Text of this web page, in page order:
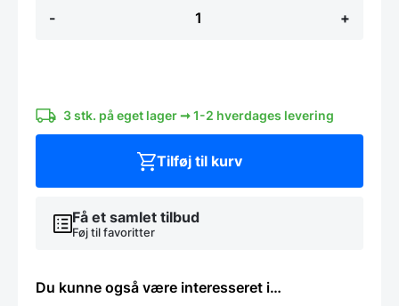
- +
3 stk. på eget lager ➞ 1-2 hverdages levering
Få et samlet tilbud
Føj til favoritter
Tilføj til kurv
Du kunne også være interesseret i…